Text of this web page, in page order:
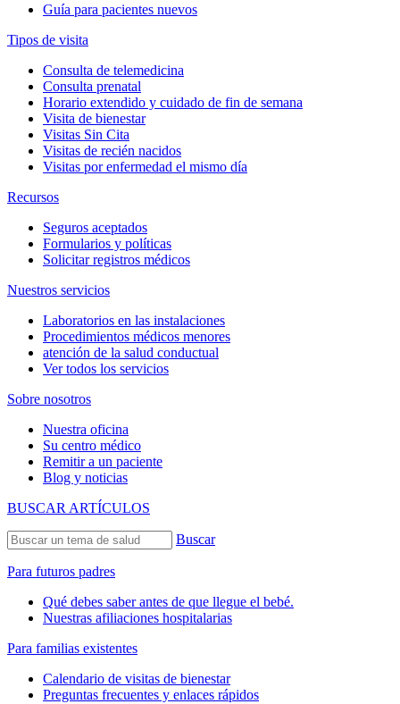
Guía para pacientes nuevos
Tipos de visita
Consulta de telemedicina
Consulta prenatal
Horario extendido y cuidado de fin de semana
Visita de bienestar
Visitas Sin Cita
Visitas de recién nacidos
Visitas por enfermedad el mismo día
Recursos
Seguros aceptados
Formularios y políticas
Solicitar registros médicos
Nuestros servicios
Laboratorios en las instalaciones
Procedimientos médicos menores
atención de la salud conductual
Ver todos los servicios
Sobre nosotros
Nuestra oficina
Su centro médico
Remitir a un paciente
Blog y noticias
BUSCAR ARTÍCULOS
Buscar
Para futuros padres
Qué debes saber antes de que llegue el bebé.
Nuestras afiliaciones hospitalarias
Para familias existentes
Calendario de visitas de bienestar
Preguntas frecuentes y enlaces rápidos